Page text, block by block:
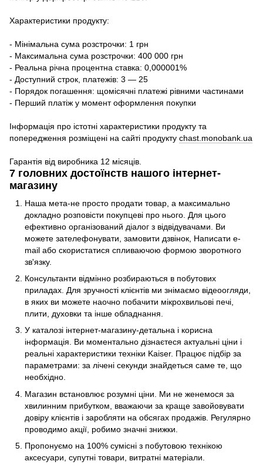
Характеристики продукту:
- Мінімальна сума розстрочки: 1 грн
- Максимальна сума розстрочки: 400 000 грн
- Реальна річна процентна ставка: 0,000001%
- Доступний строк, платежів: 3 — 25
- Порядок погашення: щомісячні платежі рівними частинами
- Перший платіж у момент оформлення покупки
Інформація про істотні характеристики продукту та
попередження розміщені на сайті продукту chast.monobank.ua
Гарантія від виробника 12 місяців.
7 головних достоїнств нашого інтернет-
магазину
Наша мета-не просто продати товар, а максимально
докладно розповісти покупцеві про нього. Для цього
ефективно організований діалог з відвідувачами. Ви
можете зателефонувати, замовити дзвінок, Написати e-
mail або скористатися спливаючою формою зворотного
зв'язку.
Консультанти відмінно розбираються в побутових
приладах. Для зручності клієнтів ми знімаємо відеоогляди,
в яких ви можете наочно побачити мікрохвильові печі,
плити, духовки та інше обладнання.
У каталозі інтернет-магазину-детальна і корисна
інформація. Ви моментально дізнаєтеся актуальні ціни і
реальні характеристики техніки Kaiser. Працює підбір за
параметрами: за лічені секунди знайдеться саме те, що
необхідно.
Магазин встановлює розумні ціни. Ми не женемося за
хвилинним прибутком, вважаючи за краще завойовувати
довіру клієнтів і заробляти на обсягах продажів. Регулярно
проводимо акції, робимо значні знижки.
Пропонуємо на 100% сумісні з побутовою технікою
аксесуари, супутні товари, витратні матеріали.